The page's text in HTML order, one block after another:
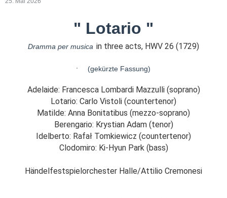
" Lotario "
Dramma per musica in three acts, HWV 26 (1729)
(gekürzte Fassung)
Adelaide: Francesca Lombardi Mazzulli (soprano)
Lotario: Carlo Vistoli (countertenor)
Matilde: Anna Bonitatibus (mezzo-soprano)
Berengario: Krystian Adam (tenor)
Idelberto: Rafał Tomkiewicz (countertenor)
Clodomiro: Ki-Hyun Park (bass)
Händelfestspielorchester Halle/Attilio Cremonesi